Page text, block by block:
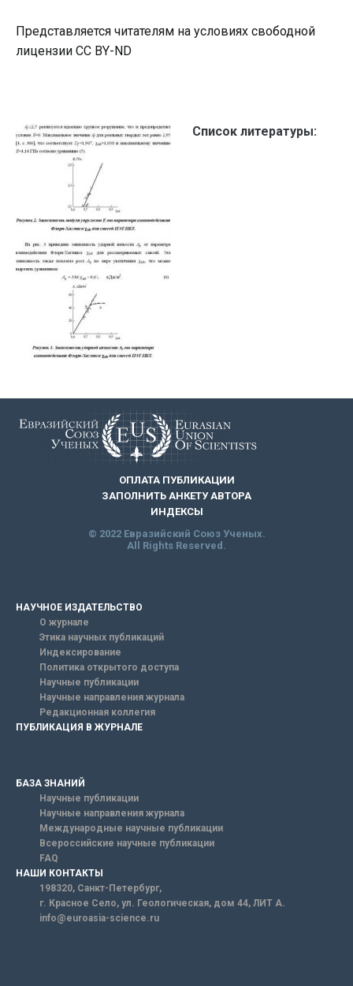
Представляется читателям на условиях свободной
лицензии CC BY-ND
Список литературы:
ОПЛАТА ПУБЛИКАЦИИ
ЗАПОЛНИТЬ АНКЕТУ АВТОРА
ИНДЕКСЫ
© 2022 Евразийский Союз Ученых.
All Rights Reserved.
НАУЧНОЕ ИЗДАТЕЛЬСТВО
О журнале
Этика научных публикаций
Индексирование
Политика открытого доступа
Научные публикации
Научные направления журнала
Редакционная коллегия
ПУБЛИКАЦИЯ В ЖУРНАЛЕ
БАЗА ЗНАНИЙ
Научные публикации
Научные направления журнала
Международные научные публикации
Всероссийские научные публикации
FAQ
НАШИ КОНТАКТЫ
198320, Санкт-Петербург,
г. Красное Село, ул. Геологическая, дом 44, ЛИТ А.
info@euroasia-science.ru